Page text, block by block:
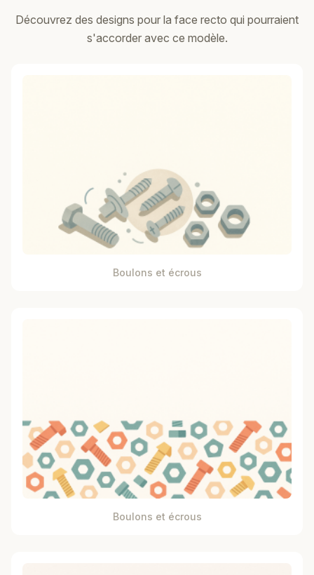
Découvrez des designs pour la face recto qui pourraient
s'accorder avec ce modèle.
Boulons et écrous
Boulons et écrous